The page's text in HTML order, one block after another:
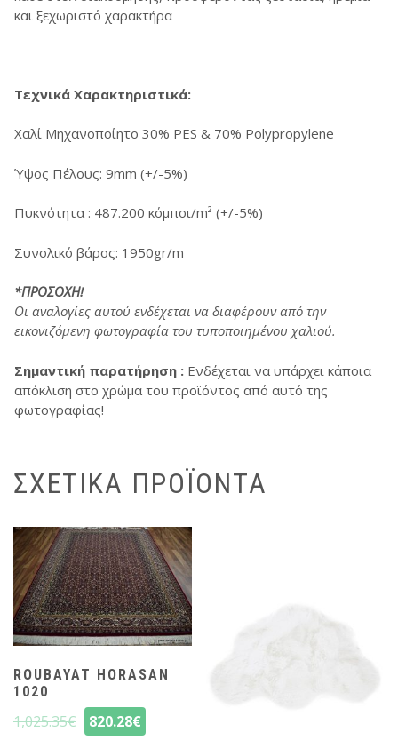
και ξεχωριστό χαρακτήρα
Τεχνικά Χαρακτηριστικά:
Χαλί Μηχανοποίητο 30% PES & 70% Polypropylene
Ύψος Πέλους: 9mm (+/-5%)
Πυκνότητα : 487.200 κόμποι/m² (+/-5%)
Συνολικό βάρος: 1950gr/m
*ΠΡΟΣΟΧΗ!
Οι αναλογίες αυτού ενδέχεται να διαφέρουν από την
εικονιζόμενη φωτογραφία του τυποποιημένου χαλιού.
Σημαντική παρατήρηση : Ενδέχεται να υπάρχει κάποια
απόκλιση στο χρώμα του προϊόντος από αυτό της
φωτογραφίας!
ΣΧΕΤΙΚΆ ΠΡΟΪΌΝΤΑ
ROUBAYAT HORASAN
1020
1,025.35€ 820.28€